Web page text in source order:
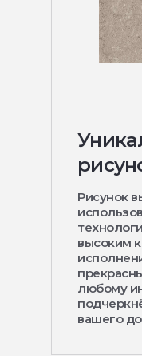
Рисунок
высоким
любому
вашего